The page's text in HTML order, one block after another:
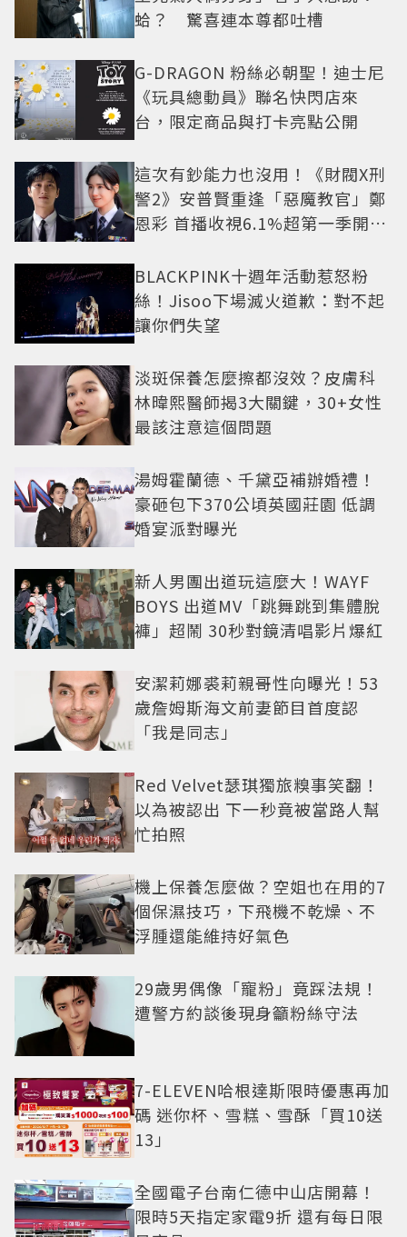
蛤？ 驚喜連本尊都吐槽
G-DRAGON 粉絲必朝聖！迪士尼
《玩具總動員》聯名快閃店來
台，限定商品與打卡亮點公開
這次有鈔能力也沒用！《財閥X刑
警2》安普賢重逢「惡魔教官」鄭
恩彩 首播收視6.1%超第一季開紅
BLACKPINK十週年活動惹怒粉
絲！Jisoo下場滅火道歉：對不起
讓你們失望
淡斑保養怎麼擦都沒效？皮膚科
林暐熙醫師揭3大關鍵，30+女性
最該注意這個問題
湯姆霍蘭德、千黛亞補辦婚禮！
豪砸包下370公頃英國莊園 低調
婚宴派對曝光
新人男團出道玩這麼大！WAYF
BOYS 出道MV「跳舞跳到集體脫
褲」超鬧 30秒對鏡清唱影片爆紅
安潔莉娜裘莉親哥性向曝光！53
歲詹姆斯海文前妻節目首度認
「我是同志」
Red Velvet瑟琪獨旅糗事笑翻！
以為被認出 下一秒竟被當路人幫
忙拍照
機上保養怎麼做？空姐也在用的7
個保濕技巧，下飛機不乾燥、不
浮腫還能維持好氣色
29歲男偶像「寵粉」竟踩法規！
遭警方約談後現身籲粉絲守法
7-ELEVEN哈根達斯限時優惠再加
碼 迷你杯、雪糕、雪酥「買10送
13」
全國電子台南仁德中山店開幕！
限時5天指定家電9折 還有每日限